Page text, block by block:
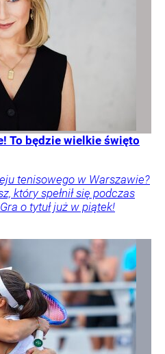
To będzie wielkie święto
tenisowego w Warszawie?
który spełnił się podczas
o tytuł już w piątek!